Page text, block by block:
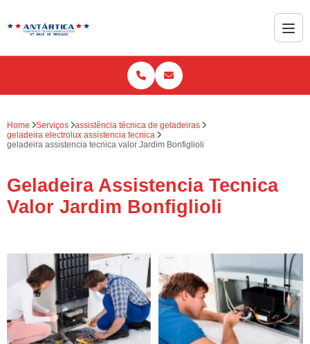
Home Serviços
assistência técnica de geladeiras
geladeira electrolux assistencia tecnica
geladeira assistencia tecnica valor Jardim Bonfiglioli
Geladeira Assistencia Tecnica
Valor Jardim Bonfiglioli